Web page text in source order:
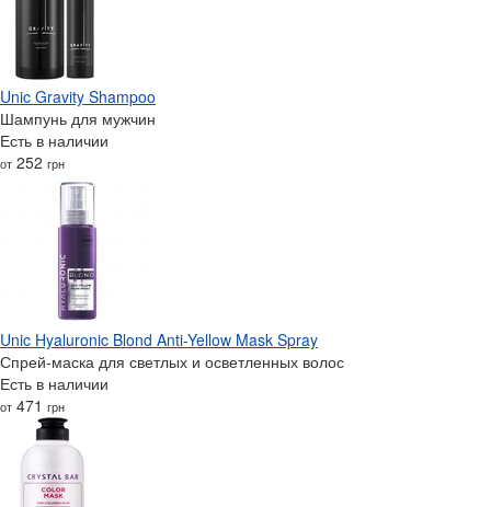
Unic Gravity Shampoo
Шампунь для мужчин
Есть в наличии
от 252 грн
Unic Hyaluronic Blond Anti-Yellow Mask Spray
Спрей-маска для светлых и осветленных волос
Есть в наличии
от 471 грн